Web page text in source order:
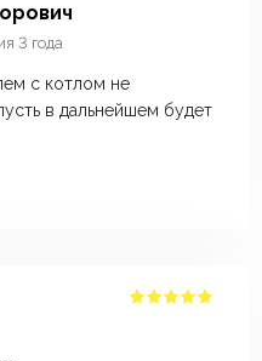
3 года
с котлом не
в дальнейшем будет